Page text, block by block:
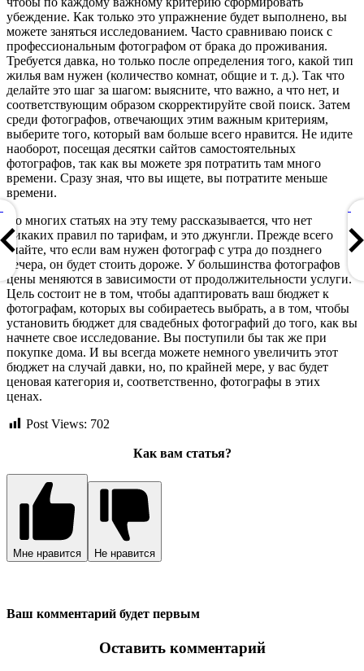
убеждение. Как только это упражнение будет выполнено, вы
можете заняться исследованием. Часто сравниваю поиск с
профессиональным фотографом от брака до проживания.
Требуется давка, но только после определения того, какой тип
жилья вам нужен (количество комнат, общие и т. д.). Так что
делайте это шаг за шагом: выясните, что важно, а что нет, и
соответствующим образом скорректируйте свой поиск. Затем
среди фотографов, отвечающих этим важным критериям,
выберите того, который вам больше всего нравится. Не идите
наоборот, посещая десятки сайтов самостоятельных
фотографов, так как вы можете зря потратить там много
времени. Сразу зная, что вы ищете, вы потратите меньше
времени.
Во многих статьях на эту тему рассказывается, что нет
никаких правил по тарифам, и это джунгли. Прежде всего
знайте, что если вам нужен фотограф с утра до позднего
вечера, он будет стоить дороже. У большинства фотографов
цены меняются в зависимости от продолжительности услуги.
Цель состоит не в том, чтобы адаптировать ваш бюджет к
фотографам, которых вы собираетесь выбрать, а в том, чтобы
установить бюджет для свадебных фотографий до того, как вы
начнете свое исследование. Вы поступили бы так же при
покупке дома. И вы всегда можете немного увеличить этот
бюджет на случай давки, но, по крайней мере, у вас будет
ценовая категория и, соответственно, фотографы в этих
ценах.
Post Views: 702
Как вам статья?
Мне нравится Не нравится
Ваш комментарий будет первым
Оставить комментарий